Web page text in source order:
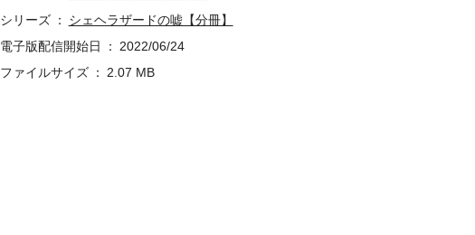
シリーズ
シェヘラザードの嘘【分冊】
電子版配信開始日
2022/06/24
ファイルサイズ
2.07 MB